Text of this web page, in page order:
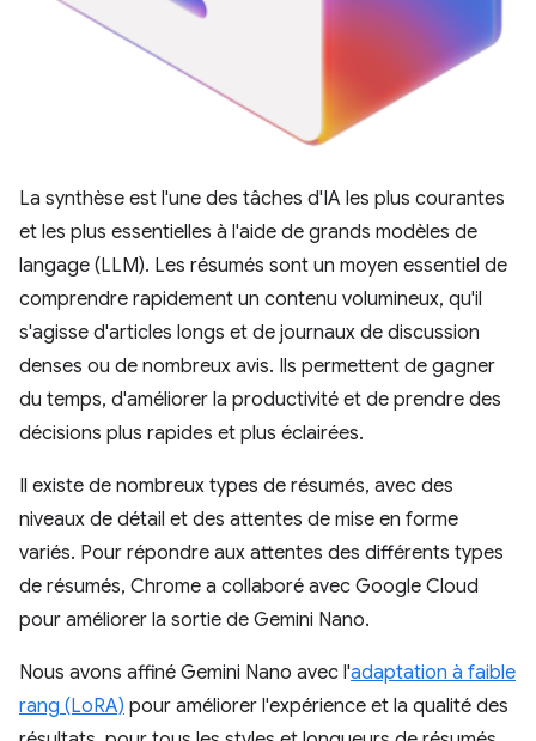
La synthèse est l'une des tâches d'IA les plus courantes
et les plus essentielles à l'aide de grands modèles de
langage (LLM). Les résumés sont un moyen essentiel de
comprendre rapidement un contenu volumineux, qu'il
s'agisse d'articles longs et de journaux de discussion
denses ou de nombreux avis. Ils permettent de gagner
du temps, d'améliorer la productivité et de prendre des
décisions plus rapides et plus éclairées.
Il existe de nombreux types de résumés, avec des
niveaux de détail et des attentes de mise en forme
variés. Pour répondre aux attentes des différents types
de résumés, Chrome a collaboré avec Google Cloud
pour améliorer la sortie de Gemini Nano.
Nous avons affiné Gemini Nano avec l'adaptation à faible
rang (LoRA) pour améliorer l'expérience et la qualité des